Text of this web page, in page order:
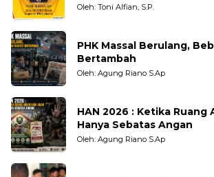
Oleh: Toni Alfian, S.P.
PHK Massal Berulang,
Bertambah
Oleh: Agung Riano S.Ap
HAN 2026 : Ketika Ruang
Hanya Sebatas Angan
Oleh: Agung Riano S.Ap